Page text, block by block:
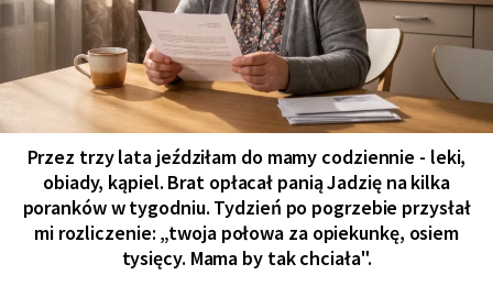
Przez trzy lata jeździłam do mamy codziennie - leki,
obiady, kąpiel. Brat opłacał panią Jadzię na kilka
poranków w tygodniu. Tydzień po pogrzebie przysłał
mi rozliczenie: „twoja połowa za opiekunkę, osiem
tysięcy. Mama by tak chciała".